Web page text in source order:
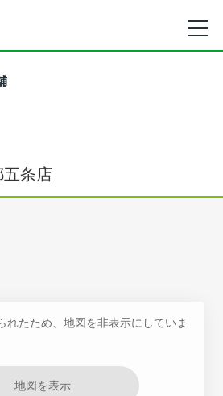
条店
れたため、地図を非表示にしていま
地図を表示